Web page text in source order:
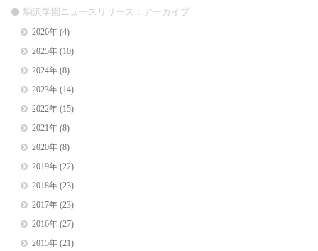
駒沢学園ニュースリリース：アーカイブ
2026年(4)
2025年(10)
2024年(8)
2023年(14)
2022年(15)
2021年(8)
2020年(8)
2019年(22)
2018年(23)
2017年(23)
2016年(27)
2015年(21)